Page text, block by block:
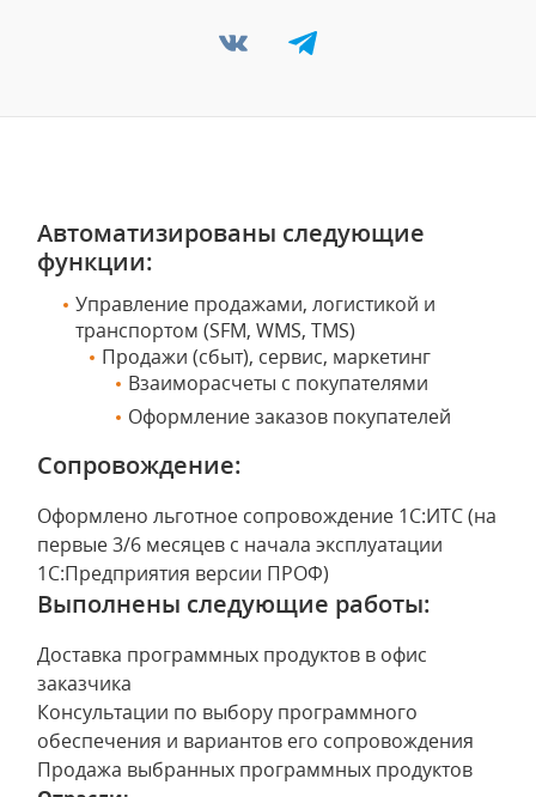
Автоматизированы следующие
функции:
Управление продажами, логистикой и
транспортом (SFM, WMS, TMS)
Продажи (сбыт), сервис, маркетинг
Взаиморасчеты с покупателями
Оформление заказов покупателей
Сопровождение:
Оформлено льготное сопровождение 1С:ИТС (на
первые 3/6 месяцев с начала эксплуатации
1С:Предприятия версии ПРОФ)
Выполнены следующие работы:
Доставка программных продуктов в офис
заказчика
Консультации по выбору программного
обеспечения и вариантов его сопровождения
Продажа выбранных программных продуктов